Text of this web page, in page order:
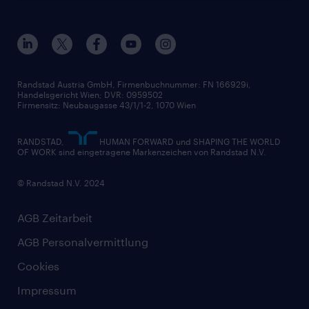
Unsere Historie
Nutzungsbestimmungen
Widerrufsformular
AGB Zeitarbeit
AGB Personalvermittlung
Cookies
Impressum
Randstad Austria GmbH, Firmenbuchnummer: FN 166929i,
Handelsgericht Wien; DVR: 0959502
Firmensitz: Neubaugasse 43/1/1-2, 1070 Wien
RANDSTAD,
HUMAN FORWARD und SHAPING THE WORLD
OF WORK sind eingetragene Markenzeichen von Randstad N.V.
© Randstad N.V. 2024